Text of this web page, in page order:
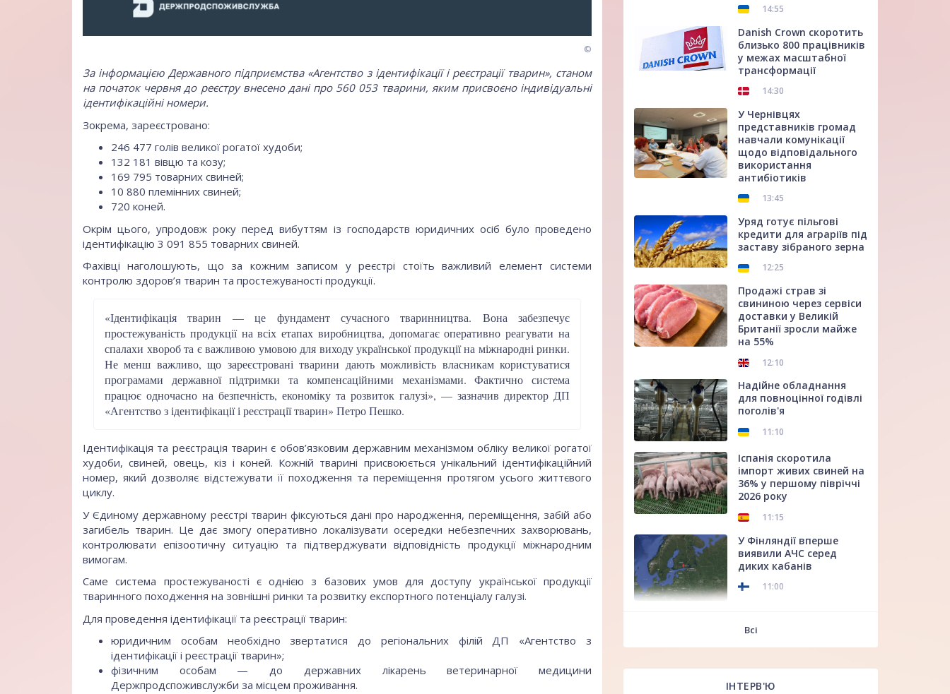
©
За інформацією Державного підприємства «Агентство з ідентифікації і реєстрації тварин», станом
на початок червня до реєстру внесено дані про 560 053 тварини, яким присвоєно індивідуальні
ідентифікаційні номери.
Зокрема, зареєстровано:
246 477 голів великої рогатої худоби;
132 181 вівцю та козу;
169 795 товарних свиней;
10 880 племінних свиней;
720 коней.
Окрім цього, упродовж року перед вибуттям із господарств юридичних осіб було проведено
ідентифікацію 3 091 855 товарних свиней.
Фахівці наголошують, що за кожним записом у реєстрі стоїть важливий елемент системи
контролю здоров’я тварин та простежуваності продукції.
«Ідентифікація тварин — це фундамент сучасного тваринництва. Вона забезпечує
простежуваність продукції на всіх етапах виробництва, допомагає оперативно реагувати на
спалахи хвороб та є важливою умовою для виходу української продукції на міжнародні ринки.
Не менш важливо, що зареєстровані тварини дають можливість власникам користуватися
програмами державної підтримки та компенсаційними механізмами. Фактично система
працює одночасно на безпечність, економіку та розвиток галузі», — зазначив директор ДП
«Агентство з ідентифікації і реєстрації тварин» Петро Пешко.
Ідентифікація та реєстрація тварин є обов’язковим державним механізмом обліку великої рогатої
худоби, свиней, овець, кіз і коней. Кожній тварині присвоюється унікальний ідентифікаційний
номер, який дозволяє відстежувати її походження та переміщення протягом усього життєвого
циклу.
У Єдиному державному реєстрі тварин фіксуються дані про народження, переміщення, забій або
загибель тварин. Це дає змогу оперативно локалізувати осередки небезпечних захворювань,
контролювати епізоотичну ситуацію та підтверджувати відповідність продукції міжнародним
вимогам.
Саме система простежуваності є однією з базових умов для доступу української продукції
тваринного походження на зовнішні ринки та розвитку експортного потенціалу галузі.
Для проведення ідентифікації та реєстрації тварин:
юридичним особам необхідно звертатися до регіональних філій ДП «Агентство з
ідентифікації і реєстрації тварин»;
фізичним особам — до державних лікарень ветеринарної медицини
Держпродспоживслужби за місцем проживання.
14:55
Danish Crown скоротить
близько 800 працівників
у межах масштабної
трансформації
14:30
У Чернівцях
представників громад
навчали комунікації
щодо відповідального
використання
антибіотиків
13:45
Уряд готує пільгові
кредити для аграріїв під
заставу зібраного зерна
12:25
Продажі страв зі
свининою через сервіси
доставки у Великій
Британії зросли майже
на 55%
12:10
Надійне обладнання
для повноцінної годівлі
поголів'я
11:10
Іспанія скоротила
імпорт живих свиней на
36% у першому півріччі
2026 року
11:15
У Фінляндії вперше
виявили АЧС серед
диких кабанів
11:00
Всі
ІНТЕРВ'Ю